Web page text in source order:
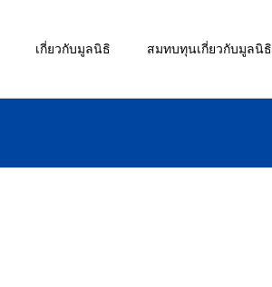
เกี่ยวกับมูลนิธิ สมทบทุนเกี่ยวกับมูลนิธิ